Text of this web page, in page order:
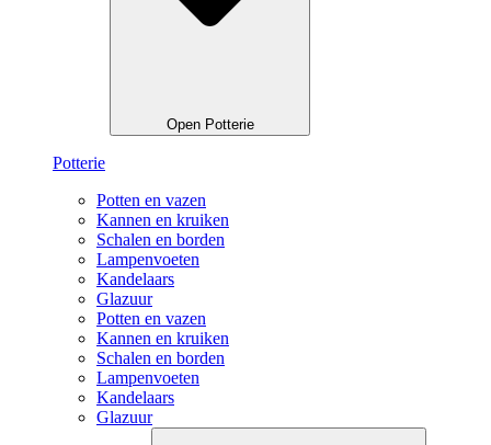
Open Potterie
Potterie
Potten en vazen
Kannen en kruiken
Schalen en borden
Lampenvoeten
Kandelaars
Glazuur
Potten en vazen
Kannen en kruiken
Schalen en borden
Lampenvoeten
Kandelaars
Glazuur